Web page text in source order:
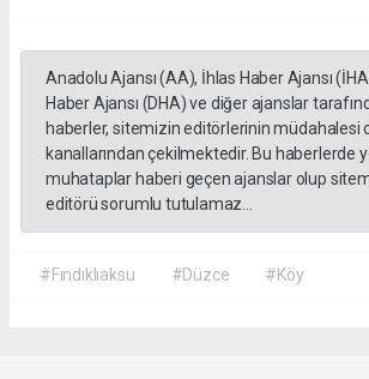
Anadolu Ajansı (AA), İhlas Haber Ajansı
Haber Ajansı (DHA) ve diğer ajanslar
haberler, sitemizin editörlerinin müdahalesi
kanallarından çekilmektedir. Bu haberlerde
muhataplar haberi geçen ajanslar olup
editörü sorumlu tutulamaz...
#Fındıklıaksu #Düzce #Köy